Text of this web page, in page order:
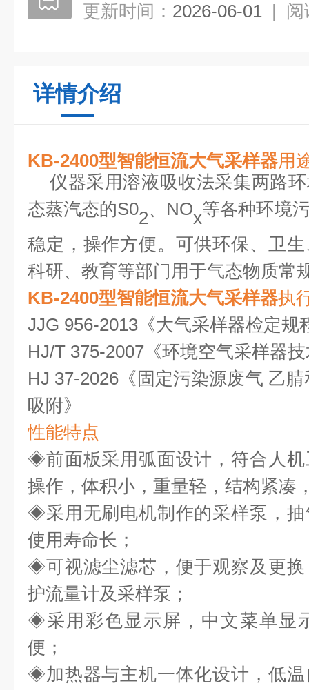
更新时间： 2026-06-01 | 阅
详情介绍
KB-2400型智能恒流大气采样器用
仪器采用溶液吸收法采集两路
态蒸汽态的S02、 NOx等各种环境
稳定，操作方便。可供环保、卫
科研、教育等部门用于气态物质常
KB-2400型智能恒流大气采样器执
JJG 956-2013《大气采样器检
HJ/T 375-2007《环境空气采样器
HJ 37-2026《固定污染源废气 乙
吸附》
性能特点
◈前面板采用弧面设计，符合人
操作，体积小，重量轻，结构紧凑
◈采用无刷电机制作的采样泵，
使用寿命长；
◈可视滤尘滤芯，便于观察及更
护流量计及采样泵；
◈采用 彩色显示屏，中文菜单显
便；
◈加热器与主机一体化设计，低